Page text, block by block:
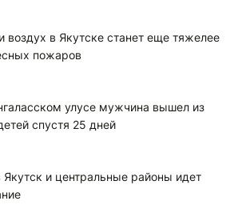
более в Якутске. Никакой это не
не приходиться. Не зря даже в
воздух в Якутске станет еще тяжелее
пожаров
улусе мужчина вышел из
спустя 25 дней
и центральные районы идет